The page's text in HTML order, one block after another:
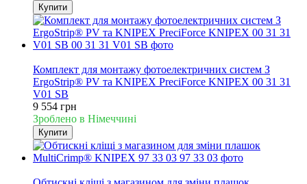
Купити
Комплект для монтажу фотоелектричних систем З
ErgoStrip® PV та KNIPEX PreciForce KNIPEX 00 31 31
V01 SB
9 554 грн
Зроблено в Німеччині
Купити